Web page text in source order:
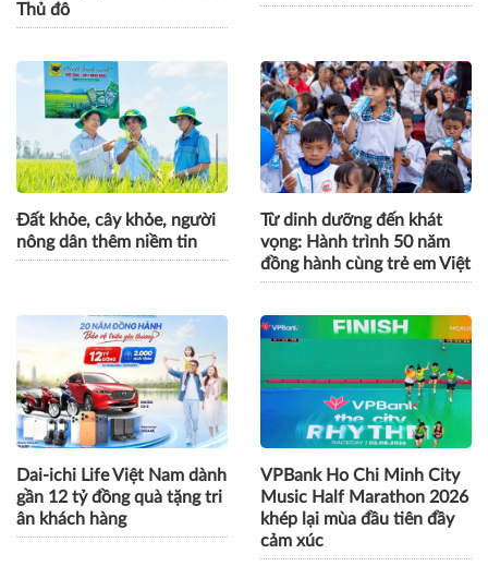
Thủ đô
Đất khỏe, cây khỏe, người
nông dân thêm niềm tin
Từ dinh dưỡng đến khát
vọng: Hành trình 50 năm
đồng hành cùng trẻ em Việt
Dai-ichi Life Việt Nam dành
gần 12 tỷ đồng quà tặng tri
ân khách hàng
VPBank Ho Chi Minh City
Music Half Marathon 2026
khép lại mùa đầu tiên đầy
cảm xúc